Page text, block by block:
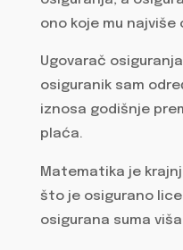
ono koje mu najviše
Ugovarač
osiguranik sam
iznosa godišnje
plaća.
Matematika je
što je osigurano
osigurana suma